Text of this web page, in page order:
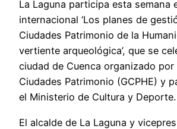
La Laguna participa esta semana
internacional ‘Los planes de
Ciudades Patrimonio de la
vertiente arqueológica’, que se
ciudad de Cuenca organizado por
Ciudades Patrimonio (GCPHE) y
el Ministerio de Cultura y Deporte.
El alcalde de La Laguna y